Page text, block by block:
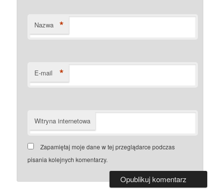
Nazwa *
E-mail *
Witryna internetowa
Zapamiętaj moje dane w tej przeglądarce podczas
pisania kolejnych komentarzy.